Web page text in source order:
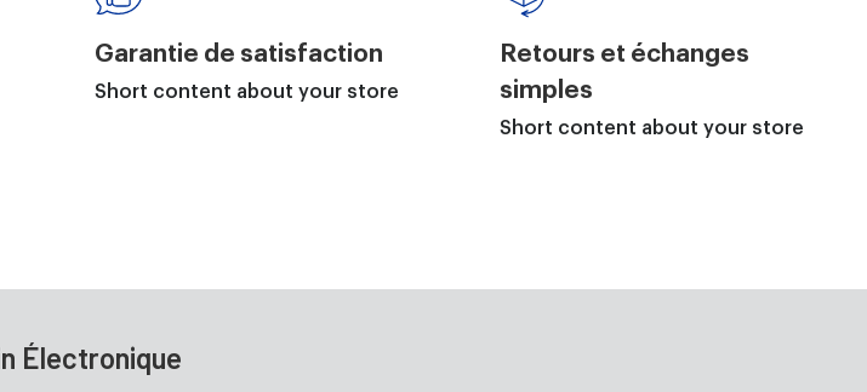
Garantie de satisfaction
Short content about your store
Retours et échanges
simples
Short content about your store
Électronique